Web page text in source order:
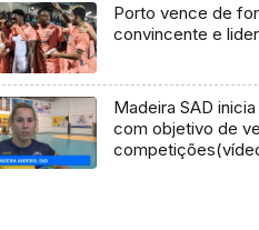
Porto vence de
convincente e
Madeira SAD
com objetivo de